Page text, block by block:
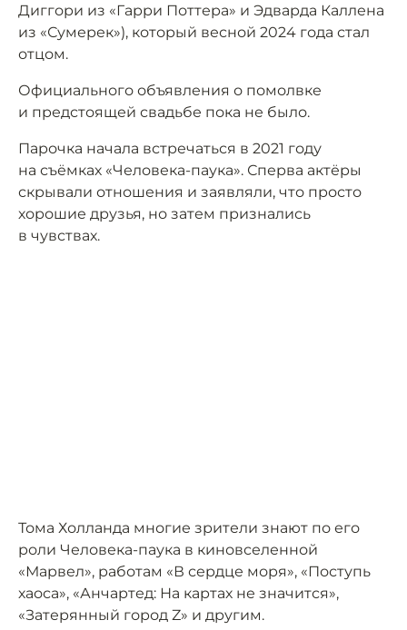
Диггори из «Гарри Поттера» и Эдварда Каллена
из «Сумерек»), который весной 2024 года стал
отцом.
Официального объявления о помолвке
и предстоящей свадьбе пока не было.
Парочка начала встречаться в 2021 году
на съёмках «Человека-паука». Сперва актёры
скрывали отношения и заявляли, что просто
хорошие друзья, но затем признались
в чувствах.
Тома Холланда многие зрители знают по его
роли Человека-паука в киновселенной
«Марвел», работам «В сердце моря», «Поступь
хаоса», «Анчартед: На картах не значится»,
«Затерянный город Z» и другим.